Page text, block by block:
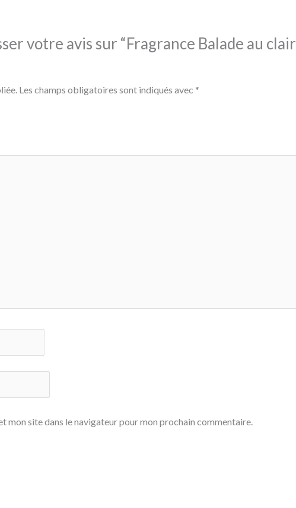
votre avis sur “Fragrance Balade au clair
Les champs obligatoires sont indiqués avec *
mon site dans le navigateur pour mon prochain commentaire.